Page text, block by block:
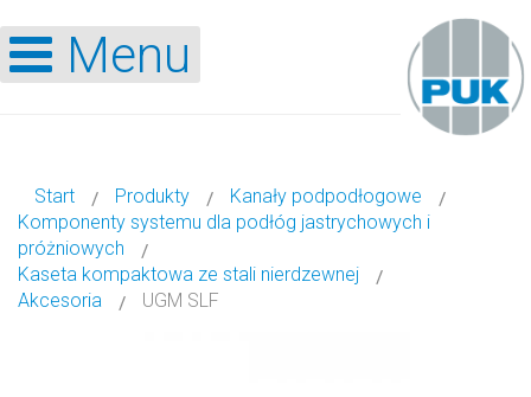
Menu
Start Produkty
Kanały podpodłogowe
Komponenty systemu dla podłóg jastrychowych i
próżniowych
Kaseta kompaktowa ze stali nierdzewnej
Akcesoria
UGM SLF